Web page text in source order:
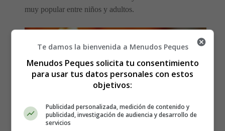
muy popular entre niños y adultos.
Te damos la bienvenida a Menudos Peques
Menudos Peques solicita tu consentimiento
para usar tus datos personales con estos
objetivos:
Publicidad personalizada, medición de contenido y
publicidad, investigación de audiencia y desarrollo de
servicios